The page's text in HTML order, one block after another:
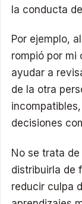
la conducta
Por ejemplo,
rompió por mi
ayudar a
de la otra
decisiones
No se trata
distribuirla de
reducir culpa